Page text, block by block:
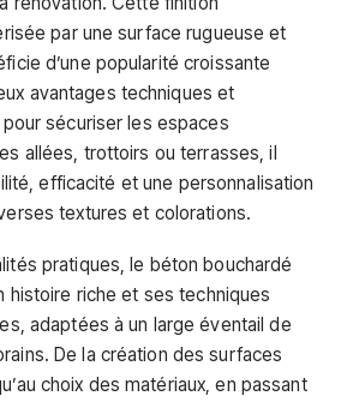
par une surface rugueuse et
d’une popularité croissante
avantages techniques et
sécuriser les espaces
allées, trottoirs ou terrasses, il
efficacité et une personnalisation
textures et colorations.
pratiques, le béton bouchardé
histoire riche et ses techniques
adaptées à un large éventail de
De la création des surfaces
choix des matériaux, en passant